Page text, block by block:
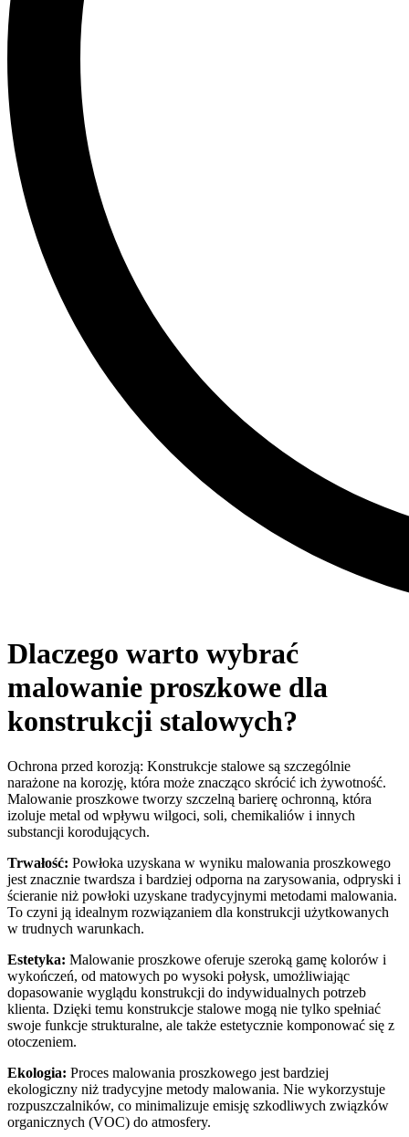
Dlaczego warto wybrać
malowanie proszkowe dla
konstrukcji stalowych?
Ochrona przed korozją: Konstrukcje stalowe są szczególnie
narażone na korozję, która może znacząco skrócić ich żywotność.
Malowanie proszkowe tworzy szczelną barierę ochronną, która
izoluje metal od wpływu wilgoci, soli, chemikaliów i innych
substancji korodujących.
Trwałość: Powłoka uzyskana w wyniku malowania proszkowego
jest znacznie twardsza i bardziej odporna na zarysowania, odpryski i
ścieranie niż powłoki uzyskane tradycyjnymi metodami malowania.
To czyni ją idealnym rozwiązaniem dla konstrukcji użytkowanych
w trudnych warunkach.
Estetyka: Malowanie proszkowe oferuje szeroką gamę kolorów i
wykończeń, od matowych po wysoki połysk, umożliwiając
dopasowanie wyglądu konstrukcji do indywidualnych potrzeb
klienta. Dzięki temu konstrukcje stalowe mogą nie tylko spełniać
swoje funkcje strukturalne, ale także estetycznie komponować się z
otoczeniem.
Ekologia: Proces malowania proszkowego jest bardziej
ekologiczny niż tradycyjne metody malowania. Nie wykorzystuje
rozpuszczalników, co minimalizuje emisję szkodliwych związków
organicznych (VOC) do atmosfery.